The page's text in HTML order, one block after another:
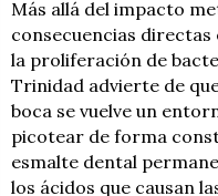
Más allá del impacto
consecuencias directas
la proliferación de
Trinidad advierte de
boca se vuelve un
picotear de forma
esmalte dental
los ácidos que causan